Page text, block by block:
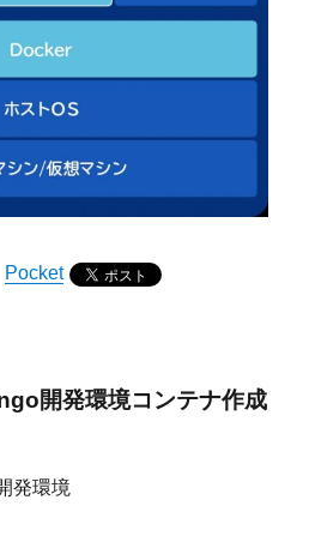
Pocket
開発環境コンテナ作成
発環境